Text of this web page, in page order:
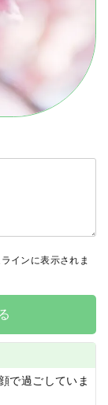
インに表示されま
で過ごしていま